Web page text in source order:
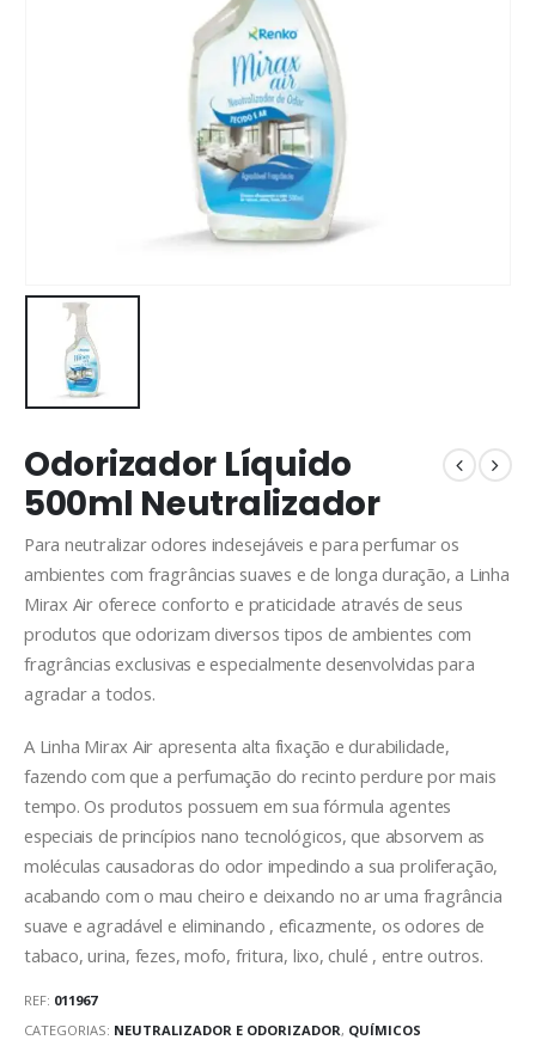
Odorizador Líquido
500ml Neutralizador
Para neutralizar odores indesejáveis e para perfumar os
ambientes com fragrâncias suaves e de longa duração, a Linha
Mirax Air oferece conforto e praticidade através de seus
produtos que odorizam diversos tipos de ambientes com
fragrâncias exclusivas e especialmente desenvolvidas para
agradar a todos.
A Linha Mirax Air apresenta alta fixação e durabilidade,
fazendo com que a perfumação do recinto perdure por mais
tempo. Os produtos possuem em sua fórmula agentes
especiais de princípios nano tecnológicos, que absorvem as
moléculas causadoras do odor impedindo a sua proliferação,
acabando com o mau cheiro e deixando no ar uma fragrância
suave e agradável e eliminando , eficazmente, os odores de
tabaco, urina, fezes, mofo, fritura, lixo, chulé , entre outros.
REF: 011967
CATEGORIAS: NEUTRALIZADOR E ODORIZADOR, QUÍMICOS